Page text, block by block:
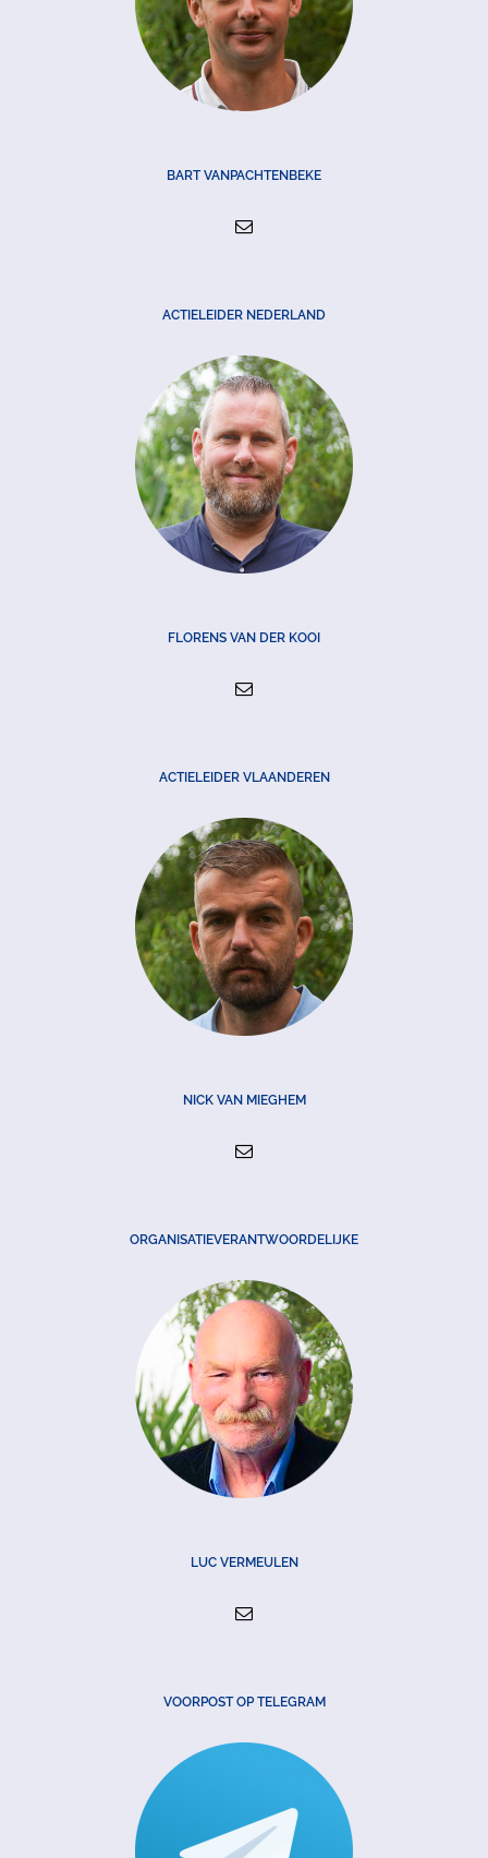
BART VANPACHTENBEKE
ACTIELEIDER NEDERLAND
FLORENS VAN DER KOOI
ACTIELEIDER VLAANDEREN
NICK VAN MIEGHEM
ORGANISATIEVERANTWOORDELIJKE
LUC VERMEULEN
VOORPOST OP TELEGRAM